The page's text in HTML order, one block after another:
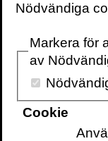
biologisk
och
föreläsare
om
Nödvändiga
Markera för
av
Cookie